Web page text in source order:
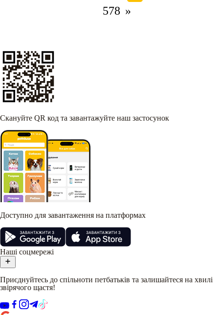
578 »
Скануйте QR код та завантажуйте наш застосунок
Доступно для завантаження на платформах
Наші соцмережі
Приєднуйтесь до спільноти петбатьків та залишайтеся на хвилі
звірячого щастя!